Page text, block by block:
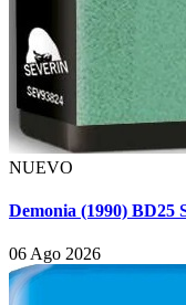
NUEVO
Demonia (1990) BD25
06 Ago 2026